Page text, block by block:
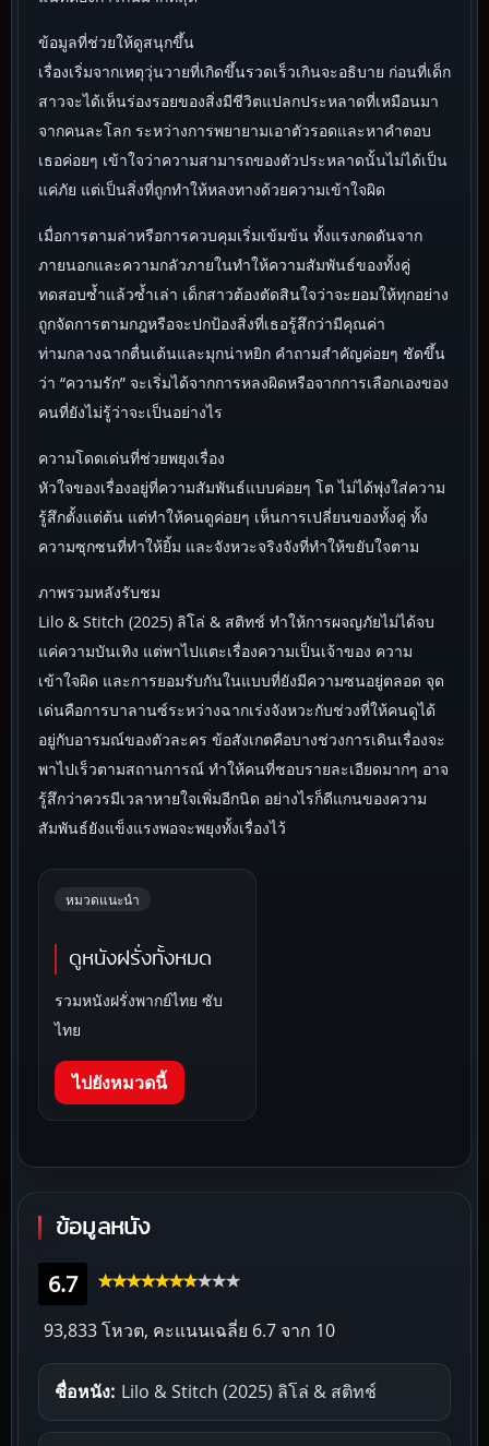
ข้อมูลที่ช่วยให้ดูสนุกขึ้น
เรื่องเริ่มจากเหตุวุ่นวายที่เกิดขึ้นรวดเร็วเกินจะอธิบาย ก่อนที่เด็ก
สาวจะได้เห็นร่องรอยของสิ่งมีชีวิตแปลกประหลาดที่เหมือนมา
จากคนละโลก ระหว่างการพยายามเอาตัวรอดและหาคำตอบ
เธอค่อยๆ เข้าใจว่าความสามารถของตัวประหลาดนั้นไม่ได้เป็น
แค่ภัย แต่เป็นสิ่งที่ถูกทำให้หลงทางด้วยความเข้าใจผิด
เมื่อการตามล่าหรือการควบคุมเริ่มเข้มข้น ทั้งแรงกดดันจาก
ภายนอกและความกลัวภายในทำให้ความสัมพันธ์ของทั้งคู่
ทดสอบซ้ำแล้วซ้ำเล่า เด็กสาวต้องตัดสินใจว่าจะยอมให้ทุกอย่าง
ถูกจัดการตามกฎหรือจะปกป้องสิ่งที่เธอรู้สึกว่ามีคุณค่า
ท่ามกลางฉากตื่นเต้นและมุกน่าหยิก คำถามสำคัญค่อยๆ ชัดขึ้น
ว่า “ความรัก” จะเริ่มได้จากการหลงผิดหรือจากการเลือกเองของ
คนที่ยังไม่รู้ว่าจะเป็นอย่างไร
ความโดดเด่นที่ช่วยพยุงเรื่อง
หัวใจของเรื่องอยู่ที่ความสัมพันธ์แบบค่อยๆ โต ไม่ได้พุ่งใส่ความ
รู้สึกตั้งแต่ต้น แต่ทำให้คนดูค่อยๆ เห็นการเปลี่ยนของทั้งคู่ ทั้ง
ความซุกซนที่ทำให้ยิ้ม และจังหวะจริงจังที่ทำให้ขยับใจตาม
ภาพรวมหลังรับชม
Lilo & Stitch (2025) ลิโล่ & สติทช์ ทำให้การผจญภัยไม่ได้จบ
แค่ความบันเทิง แต่พาไปแตะเรื่องความเป็นเจ้าของ ความ
เข้าใจผิด และการยอมรับกันในแบบที่ยังมีความซนอยู่ตลอด จุด
เด่นคือการบาลานซ์ระหว่างฉากเร่งจังหวะกับช่วงที่ให้คนดูได้
อยู่กับอารมณ์ของตัวละคร ข้อสังเกตคือบางช่วงการเดินเรื่องจะ
พาไปเร็วตามสถานการณ์ ทำให้คนที่ชอบรายละเอียดมากๆ อาจ
รู้สึกว่าควรมีเวลาหายใจเพิ่มอีกนิด อย่างไรก็ดีแกนของความ
สัมพันธ์ยังแข็งแรงพอจะพยุงทั้งเรื่องไว้
หมวดแนะนำ
ดูหนังฝรั่งทั้งหมด
รวมหนังฝรั่งพากย์ไทย ซับ
ไทย
ไปยังหมวดนี้
ข้อมูลหนัง
6.7
93,833 โหวต, คะแนนเฉลี่ย 6.7 จาก 10
ชื่อหนัง: Lilo & Stitch (2025) ลิโล่ & สติทช์